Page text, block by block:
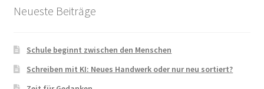
Neueste Beiträge
Schule beginnt zwischen den Menschen
Schreiben mit KI: Neues Handwerk oder nur neu sortiert?